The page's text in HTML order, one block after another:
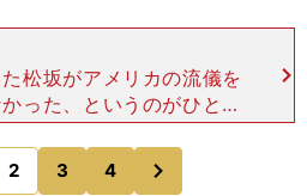
松坂がアメリカの流儀を
った、というのがひとつ
いたときにも肩が張ると
、念のための交代の後、
て大丈夫
のページへ
2 3 4
のページへ